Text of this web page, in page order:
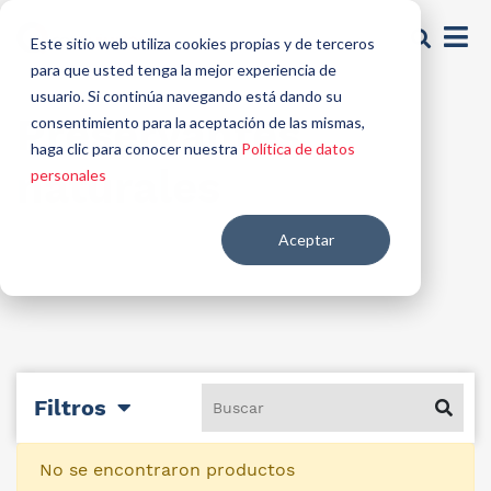
Este sitio web utiliza cookies propias y de terceros
para que usted tenga la mejor experiencia de
usuario. Si continúa navegando está dando su
consentimiento para la aceptación de las mismas,
haga clic para conocer nuestra Política de datos
personales
Aceptar
Preservantes
naturales
Filtros
No se encontraron productos